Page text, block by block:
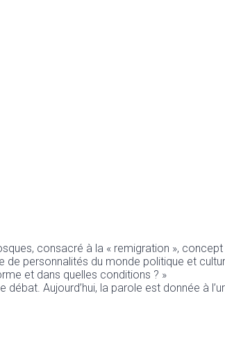
consacré à la « remigration »,
personnalités du monde politique et
et dans quelles conditions ? »
Aujourd’hui, la parole est donnée à